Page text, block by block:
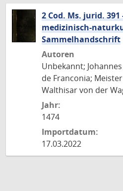
2 Cod. Ms. jurid. 391
medizinisch-
Sammelhandschrift
Autoren
Unbekannt;
de Franconia;
Walthisar von der
Jahr:
1474
Importdatum:
17.03.2022